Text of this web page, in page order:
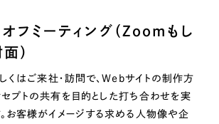
オフミーティング（Zoomもし
）
くはご来社・訪問で、Webサイトの制作方
プトの共有を目的とした打ち合わせを実
お客様がイメージする求める人物像や企